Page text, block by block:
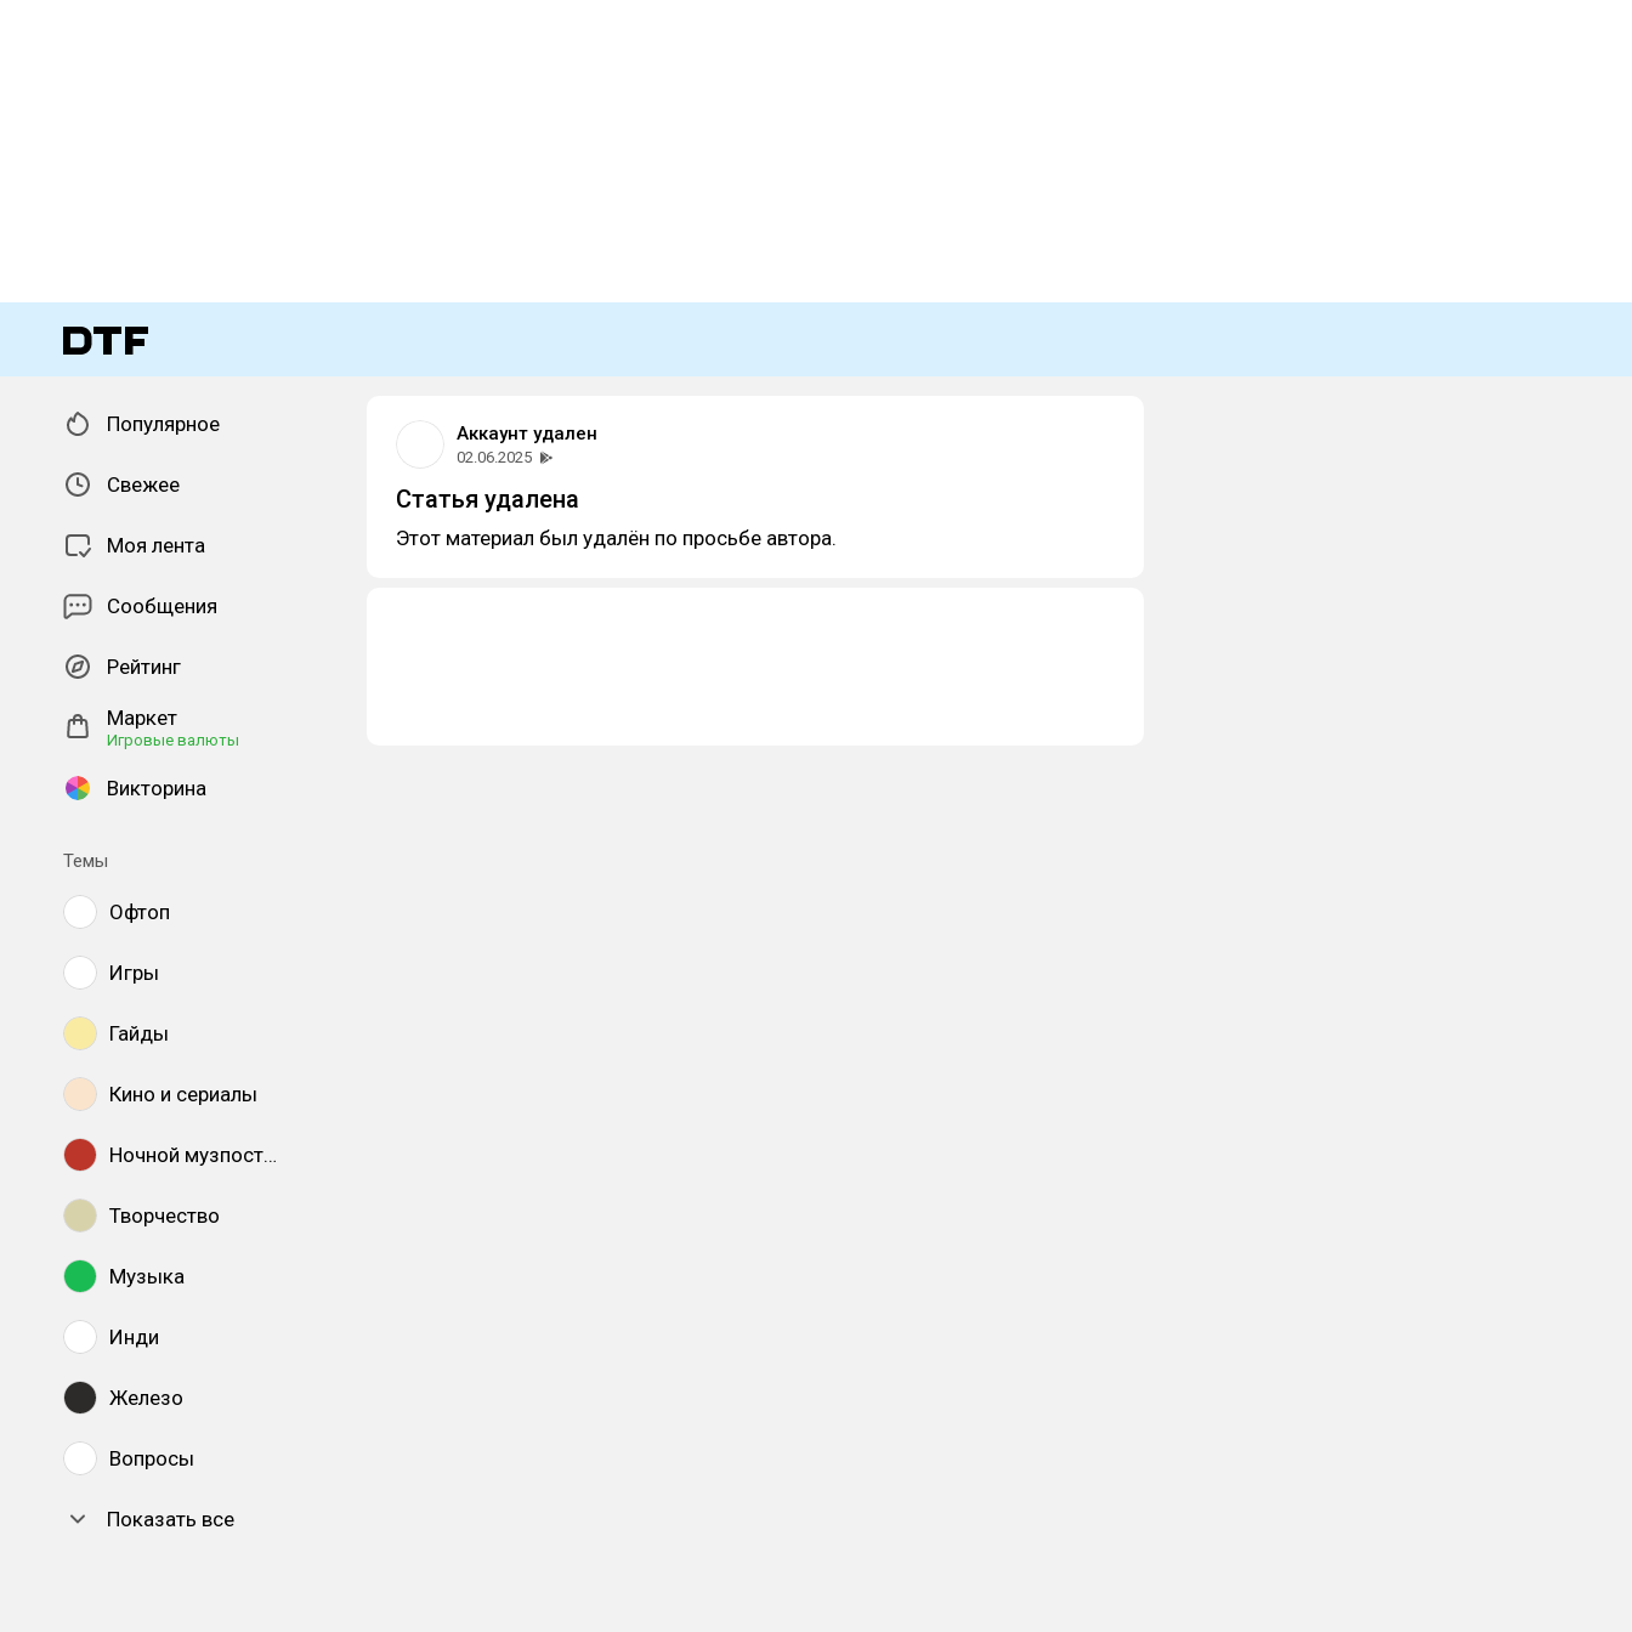
Популярное
Свежее
Моя лента
Сообщения
Рейтинг
Маркет
Игровые валюты
Викторина
Темы
Офтоп
Игры
Гайды
Кино и сериалы
Ночной музпостинг
Творчество
Музыка
Инди
Железо
Вопросы
Показать все
Аккаунт удален
02.06.2025
Статья удалена
Этот материал был удалён по просьбе автора.